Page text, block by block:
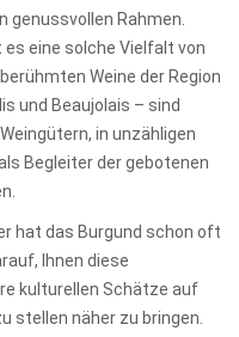
genussvollen Rahmen.
eine solche Vielfalt von
Weine der Region
und Beaujolais – sind
in unzähligen
Begleiter der gebotenen
hat das Burgund schon oft
Ihnen diese
kulturellen Schätze auf
stellen näher zu bringen.